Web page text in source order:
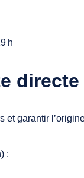
h
directe
et garantir
: